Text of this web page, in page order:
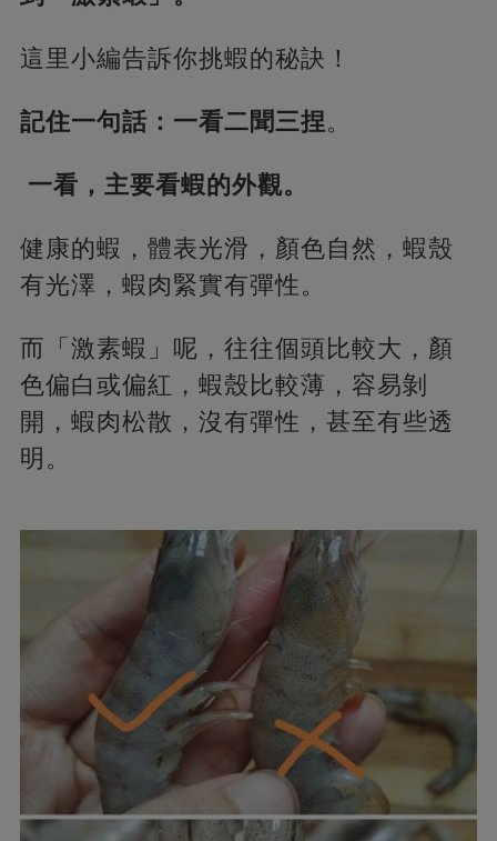
這里小編告訴你挑蝦的秘訣！
記住一句話：一看二聞三捏。
一看，主要看蝦的外觀。
健康的蝦，體表光滑，顏色自然，蝦殼
有光澤，蝦肉緊實有彈性。
而「激素蝦」呢，往往個頭比較大，顏
色偏白或偏紅，蝦殼比較薄，容易剝
開，蝦肉松散，沒有彈性，甚至有些透
明。